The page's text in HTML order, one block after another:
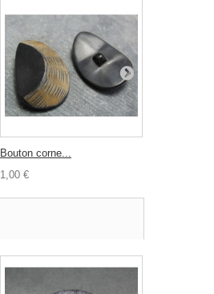
Bouton corne...
1,00 €